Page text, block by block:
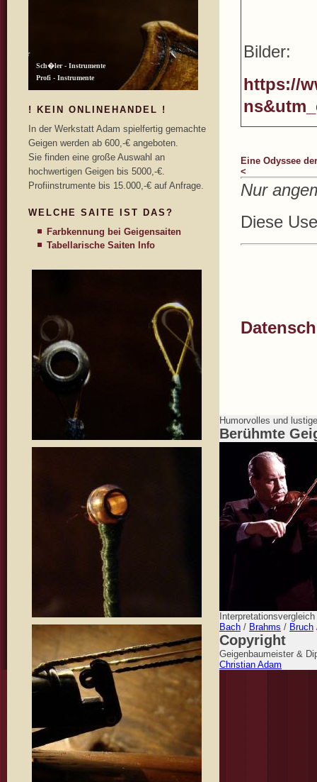
Bilder:
https://
Eine Odyssee
<
Nur
Diese
! KEIN ONLINEHANDEL !
In der Werkstatt Adam spielfertig gemachte
Geigen werden ab 600,-€ angeboten.
Sie finden eine große Auswahl an
hochwertigen Geigen bis 5000,-€.
Profiinstrumente bis 15.000,-€ auf Anfrage.
WELCHE SAITE IST DAS?
Farbkennung bei Geigensaiten
Tabellarische Saiten Info
Humorvolles und
Berühmte
Bach / Brahms / Bruch
Copyright
Geigenbaumeister &
Christian Adam